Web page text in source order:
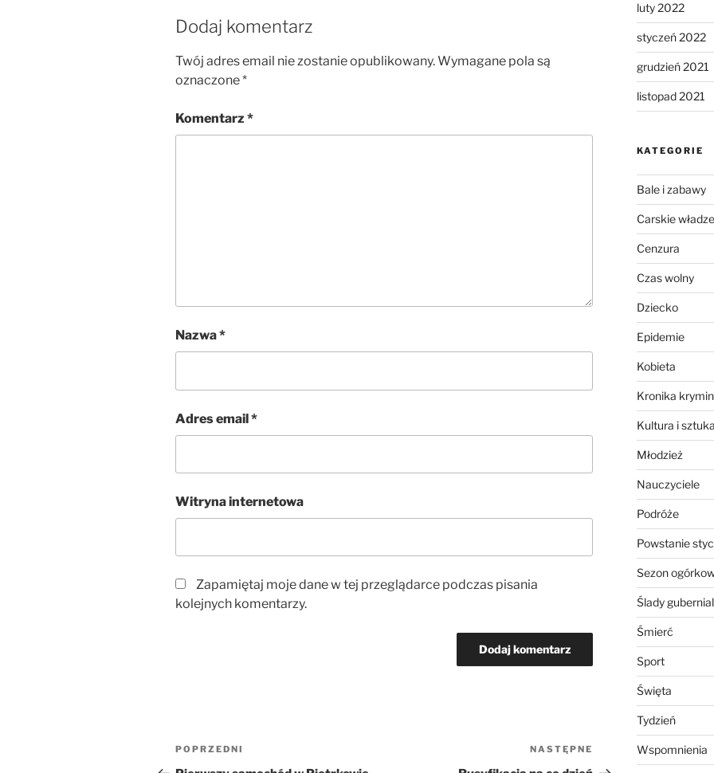
Dodaj komentarz
Twój adres email nie zostanie opublikowany.Wymagane pola są
oznaczone*
Komentarz *
Nazwa*
Adres email*
Witryna internetowa
Zapamiętaj moje dane w tej przeglądarce podczas pisania
kolejnych komentarzy.
Nawigacja
Poprzedni
POPRZEDNI
Następny
NASTĘPNE
luty 2022
styczeń 2022
grudzień 2021
listopad 2021
KATEGORIE
Bale i zabawy
Carskie władze
Cenzura
Czas wolny
Dziecko
Epidemie
Kobieta
Kronika
Kultura i
Młodzież
Nauczyciele
Podróże
Powstanie
Sezon
Ślady
Śmierć
Sport
Święta
Tydzień
Wspomnienia